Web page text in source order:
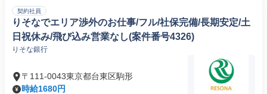
契約社員
りそなでエリア渉外のお仕事/フル/社保完備/長期安定/土
日祝休み/飛び込み営業なし(案件番号4326)
りそな銀行
〒111-0043東京都台東区駒形
時給1680円